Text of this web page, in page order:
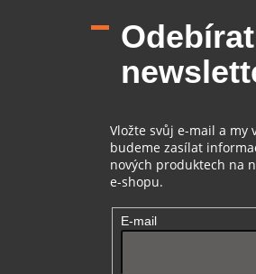
Odebírat
Vložte svůj e-mail a my
budeme zasílat
nových produktech na
e-shopu.
E-mail